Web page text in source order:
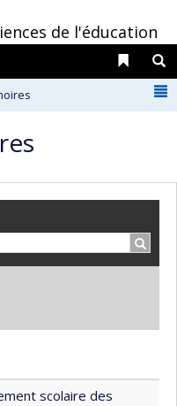
de l'éducation
Liens
ordre croissant
scolaire des